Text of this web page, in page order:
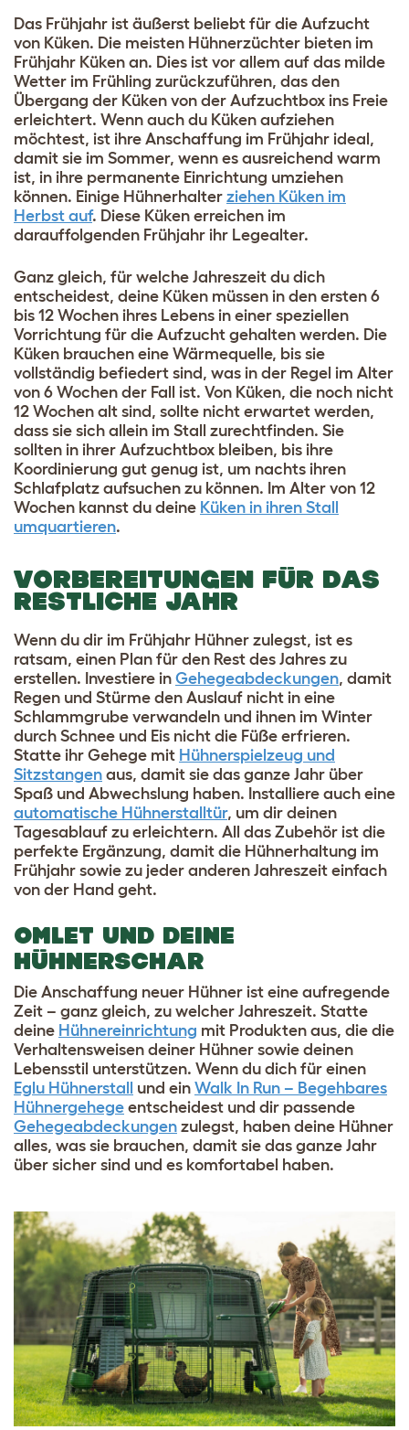
Das Frühjahr ist äußerst beliebt für die Aufzucht
von Küken. Die meisten Hühnerzüchter bieten im
Frühjahr Küken an. Dies ist vor allem auf das milde
Wetter im Frühling zurückzuführen, das den
Übergang der Küken von der Aufzuchtbox ins Freie
erleichtert. Wenn auch du Küken aufziehen
möchtest, ist ihre Anschaffung im Frühjahr ideal,
damit sie im Sommer, wenn es ausreichend warm
ist, in ihre permanente Einrichtung umziehen
können. Einige Hühnerhalter ziehen Küken im
Herbst auf. Diese Küken erreichen im
darauffolgenden Frühjahr ihr Legealter.
Ganz gleich, für welche Jahreszeit du dich
entscheidest, deine Küken müssen in den ersten 6
bis 12 Wochen ihres Lebens in einer speziellen
Vorrichtung für die Aufzucht gehalten werden. Die
Küken brauchen eine Wärmequelle, bis sie
vollständig befiedert sind, was in der Regel im Alter
von 6 Wochen der Fall ist. Von Küken, die noch nicht
12 Wochen alt sind, sollte nicht erwartet werden,
dass sie sich allein im Stall zurechtfinden. Sie
sollten in ihrer Aufzuchtbox bleiben, bis ihre
Koordinierung gut genug ist, um nachts ihren
Schlafplatz aufsuchen zu können. Im Alter von 12
Wochen kannst du deine Küken in ihren Stall
umquartieren.
VORBEREITUNGEN FÜR DAS
RESTLICHE JAHR
Wenn du dir im Frühjahr Hühner zulegst, ist es
ratsam, einen Plan für den Rest des Jahres zu
erstellen. Investiere in Gehegeabdeckungen, damit
Regen und Stürme den Auslauf nicht in eine
Schlammgrube verwandeln und ihnen im Winter
durch Schnee und Eis nicht die Füße erfrieren.
Statte ihr Gehege mit Hühnerspielzeug und
Sitzstangen aus, damit sie das ganze Jahr über
Spaß und Abwechslung haben. Installiere auch eine
automatische Hühnerstalltür, um dir deinen
Tagesablauf zu erleichtern. All das Zubehör ist die
perfekte Ergänzung, damit die Hühnerhaltung im
Frühjahr sowie zu jeder anderen Jahreszeit einfach
von der Hand geht.
OMLET UND DEINE
HÜHNERSCHAR
Die Anschaffung neuer Hühner ist eine aufregende
Zeit – ganz gleich, zu welcher Jahreszeit. Statte
deine Hühnereinrichtung mit Produkten aus, die die
Verhaltensweisen deiner Hühner sowie deinen
Lebensstil unterstützen. Wenn du dich für einen
Eglu Hühnerstall und ein Walk In Run – Begehbares
Hühnergehege entscheidest und dir passende
Gehegeabdeckungen zulegst, haben deine Hühner
alles, was sie brauchen, damit sie das ganze Jahr
über sicher sind und es komfortabel haben.